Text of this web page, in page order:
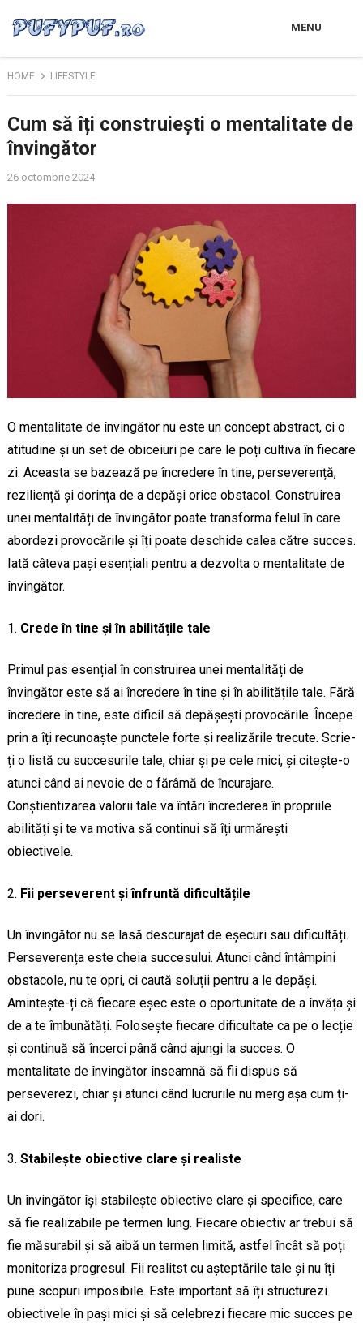
MENU
HOME LIFESTYLE
Cum să îți construiești o mentalitate de
învingător
26 octombrie 2024
O mentalitate de învingător nu este un concept abstract, ci o
atitudine și un set de obiceiuri pe care le poți cultiva în fiecare
zi. Aceasta se bazează pe încredere în tine, perseverență,
reziliență și dorința de a depăși orice obstacol. Construirea
unei mentalități de învingător poate transforma felul în care
abordezi provocările și îți poate deschide calea către succes.
Iată câteva pași esențiali pentru a dezvolta o mentalitate de
învingător.
Crede în tine și în abilitățile tale
Primul pas esențial în construirea unei mentalități de
învingător este să ai încredere în tine și în abilitățile tale. Fără
încredere în tine, este dificil să depășești provocările. Începe
prin a îți recunoaște punctele forte și realizările trecute. Scrie-
ți o listă cu succesurile tale, chiar și pe cele mici, și citește-o
atunci când ai nevoie de o fărâmă de încurajare.
Conștientizarea valorii tale va întări încrederea în propriile
abilități și te va motiva să continui să îți urmărești
obiectivele.
Fii perseverent și înfruntă dificultățile
Un învingător nu se lasă descurajat de eșecuri sau dificultăți.
Perseverența este cheia succesului. Atunci când întâmpini
obstacole, nu te opri, ci caută soluții pentru a le depăși.
Amintește-ți că fiecare eșec este o oportunitate de a învăța și
de a te îmbunătăți. Folosește fiecare dificultate ca pe o lecție
și continuă să încerci până când ajungi la succes. O
mentalitate de învingător înseamnă să fii dispus să
perseverezi, chiar și atunci când lucrurile nu merg așa cum ți-
ai dori.
Stabilește obiective clare și realiste
Un învingător își stabilește obiective clare și specifice, care
să fie realizabile pe termen lung. Fiecare obiectiv ar trebui să
fie măsurabil și să aibă un termen limită, astfel încât să poți
monitoriza progresul. Fii realitst cu așteptările tale și nu îți
pune scopuri imposibile. Este important să îți structurezi
obiectivele în pași mici și să celebrezi fiecare mic succes pe